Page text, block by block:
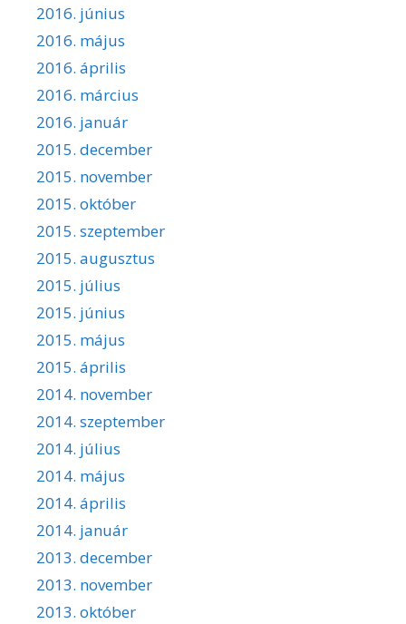
2016. június
2016. május
2016. április
2016. március
2016. január
2015. december
2015. november
2015. október
2015. szeptember
2015. augusztus
2015. július
2015. június
2015. május
2015. április
2014. november
2014. szeptember
2014. július
2014. május
2014. április
2014. január
2013. december
2013. november
2013. október